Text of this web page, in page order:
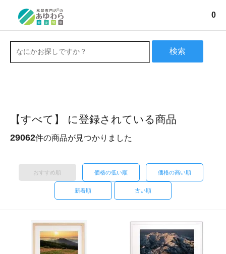
0
検索
【すべて】 に登録されている商品
29062件の商品が見つかりました
おすすめ順 価格の低い順 価格の高い順
新着順 古い順